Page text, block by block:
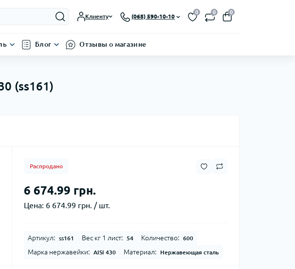
Клиенту (068) 590-10-10
0 0 0
Блог Отзывы о магазине
(ss161)
Распродано
6 674.99 грн.
Цена: 6 674.99 грн. / шт.
Артикул: ss161 Вес кг 1 лист: 54 Количество: 600
Марка нержавейки: AISI 430 Материал: Нержавеющая сталь